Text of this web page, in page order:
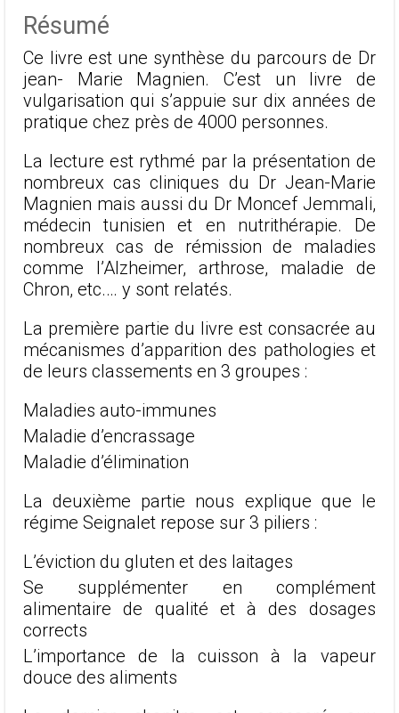
Résumé
Ce livre est une synthèse du parcours de Dr
jean- Marie Magnien. C’est un livre de
vulgarisation qui s’appuie sur dix années de
pratique chez près de 4000 personnes.
La lecture est rythmé par la présentation de
nombreux cas cliniques du Dr Jean-Marie
Magnien mais aussi du Dr Moncef Jemmali,
médecin tunisien et en nutrithérapie. De
nombreux cas de rémission de maladies
comme l’Alzheimer, arthrose, maladie de
Chron, etc.… y sont relatés.
La première partie du livre est consacrée au
mécanismes d’apparition des pathologies et
de leurs classements en 3 groupes :
Maladies auto-immunes
Maladie d’encrassage
Maladie d’élimination
La deuxième partie nous explique que le
régime Seignalet repose sur 3 piliers :
L’éviction du gluten et des laitages
Se supplémenter en complément
alimentaire de qualité et à des dosages
corrects
L’importance de la cuisson à la vapeur
douce des aliments